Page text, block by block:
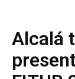
Alcalá